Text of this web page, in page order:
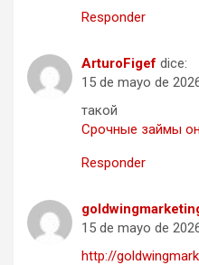
Responder
ArturoFigef dice:
15 de mayo de
такой
Срочные займы
Responder
15 de mayo de
http://